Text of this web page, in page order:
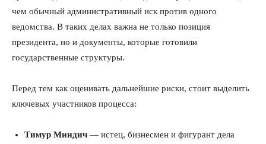
чем обычный административный иск против одного
ведомства. В таких делах важна не только позиция
президента, но и документы, которые готовили
государственные структуры.
Перед тем как оценивать дальнейшие риски, стоит выделить
ключевых участников процесса:
Тимур Миндич — истец, бизнесмен и фигурант дела